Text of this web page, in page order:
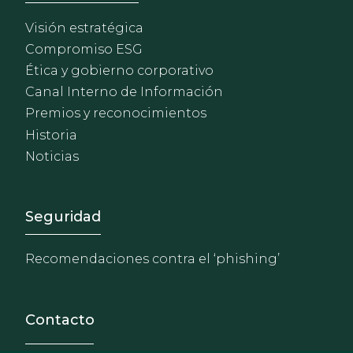
Visión estratégica
Compromiso ESG
Ética y gobierno corporativo
Canal Interno de Información
Premios y reconocimientos
Historia
Noticias
Footer - Extranet y
Seguridad
Recomendaciones contra el ‘phishing’
Contacto